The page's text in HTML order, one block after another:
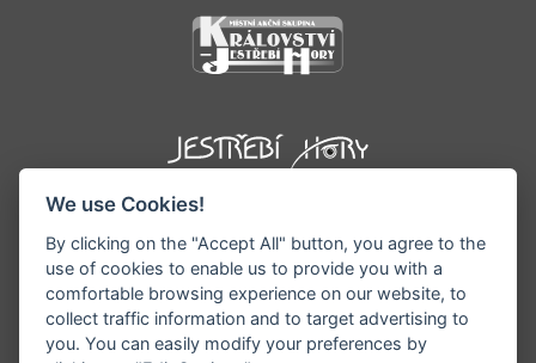
We use Cookies!
By clicking on the "Accept All" button, you agree to the
use of cookies to enable us to provide you with a
comfortable browsing experience on our website, to
collect traffic information and to target advertising to
you. You can easily modify your preferences by